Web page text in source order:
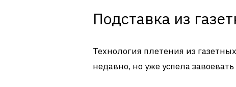
Подставка из
Технология плетения из
недавно, но уже успела